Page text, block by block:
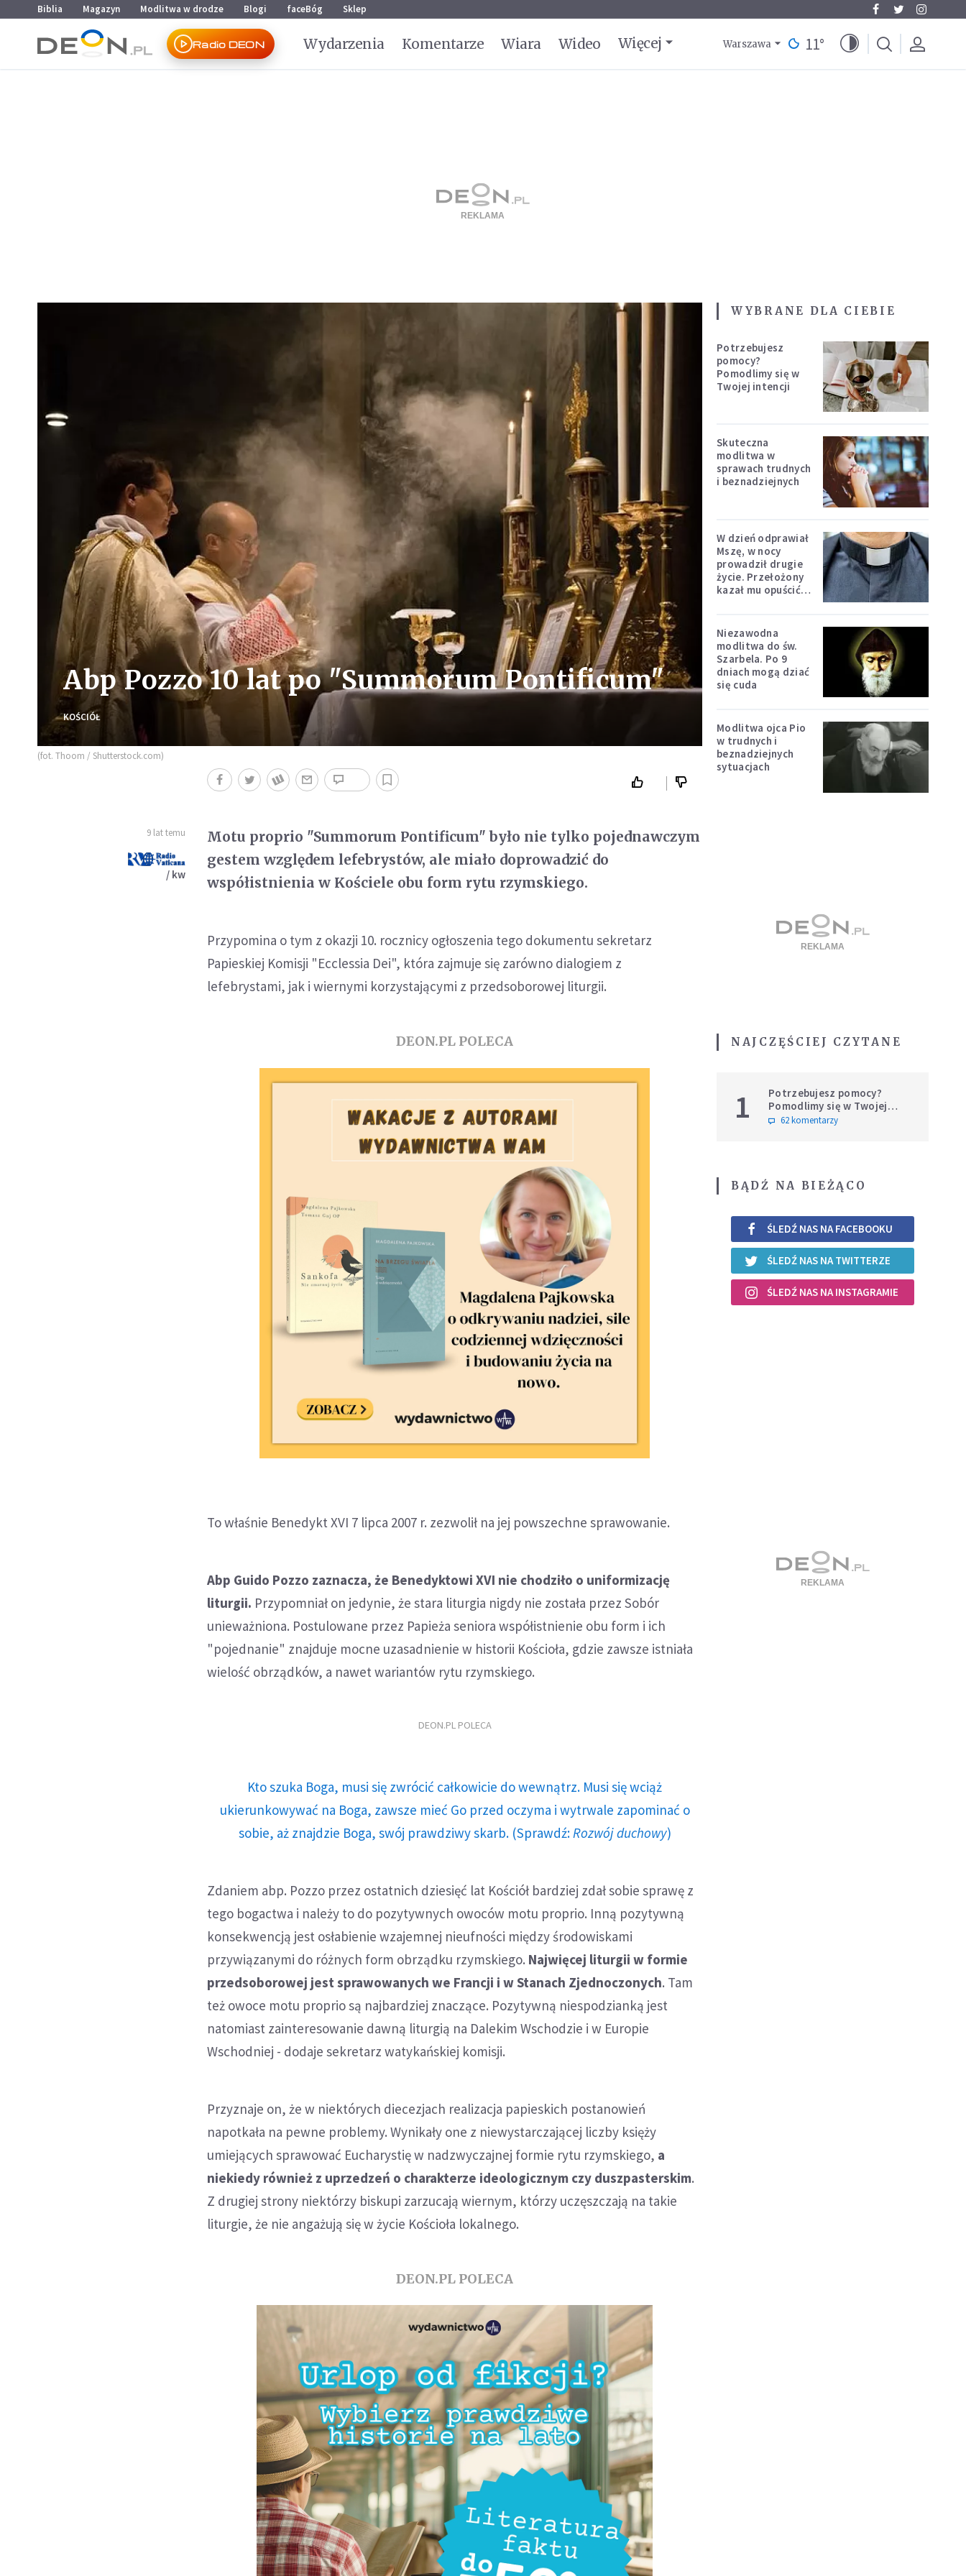
Przejdź do menu głównego
Przejdź do treści
Biblia Magazyn Modlitwa w drodze Blogi faceBóg Sklep
Radio DEON Wydarzenia Komentarze Wiara Wideo Więcej Warszawa 11°
Abp Pozzo 10 lat po "Summorum Pontificum"
KOŚCIÓŁ
(fot. Thoom / Shutterstock.com)
9 lat temu
/ kw
Motu proprio "Summorum Pontificum" było nie tylko pojednawczym
gestem względem lefebrystów, ale miało doprowadzić do
współistnienia w Kościele obu form rytu rzymskiego.
Przypomina o tym z okazji 10. rocznicy ogłoszenia tego dokumentu sekretarz
Papieskiej Komisji "Ecclessia Dei", która zajmuje się zarówno dialogiem z
lefebrystami, jak i wiernymi korzystającymi z przedsoborowej liturgii.
DEON.PL POLECA
To właśnie Benedykt XVI 7 lipca 2007 r. zezwolił na jej powszechne sprawowanie.
Abp Guido Pozzo zaznacza, że Benedyktowi XVI nie chodziło o uniformizację
liturgii. Przypomniał on jedynie, że stara liturgia nigdy nie została przez Sobór
unieważniona. Postulowane przez Papieża seniora współistnienie obu form i ich
"pojednanie" znajduje mocne uzasadnienie w historii Kościoła, gdzie zawsze istniała
wielość obrządków, a nawet wariantów rytu rzymskiego.
DEON.PL POLECA
Kto szuka Boga, musi się zwrócić całkowicie do wewnątrz. Musi się wciąż
ukierunkowywać na Boga, zawsze mieć Go przed oczyma i wytrwale zapominać o
sobie, aż znajdzie Boga, swój prawdziwy skarb. (Sprawdź: Rozwój duchowy)
Zdaniem abp. Pozzo przez ostatnich dziesięć lat Kościół bardziej zdał sobie sprawę z
tego bogactwa i należy to do pozytywnych owoców motu proprio. Inną pozytywną
konsekwencją jest osłabienie wzajemnej nieufności między środowiskami
przywiązanymi do różnych form obrządku rzymskiego. Najwięcej liturgii w formie
przedsoborowej jest sprawowanych we Francji i w Stanach Zjednoczonych. Tam
też owoce motu proprio są najbardziej znaczące. Pozytywną niespodzianką jest
natomiast zainteresowanie dawną liturgią na Dalekim Wschodzie i w Europie
Wschodniej - dodaje sekretarz watykańskiej komisji.
Przyznaje on, że w niektórych diecezjach realizacja papieskich postanowień
napotkała na pewne problemy. Wynikały one z niewystarczającej liczby księży
umiejących sprawować Eucharystię w nadzwyczajnej formie rytu rzymskiego, a
niekiedy również z uprzedzeń o charakterze ideologicznym czy duszpasterskim.
Z drugiej strony niektórzy biskupi zarzucają wiernym, którzy uczęszczają na takie
liturgie, że nie angażują się w życie Kościoła lokalnego.
DEON.PL POLECA
WYBRANE DLA CIEBIE
Potrzebujesz
pomocy?
Pomodlimy się w
Twojej intencji
Skuteczna
modlitwa w
sprawach trudnych
i beznadziejnych
W dzień odprawiał
Mszę, w nocy
prowadził drugie
życie. Przełożony
kazał mu opuścić
Niezawodna
modlitwa do św.
Szarbela. Po 9
dniach mogą dziać
się cuda
Modlitwa ojca Pio
w trudnych i
beznadziejnych
sytuacjach
NAJCZĘŚCIEJ CZYTANE
1
Potrzebujesz pomocy?
Pomodlimy się w Twojej
intencji
62 komentarzy
BĄDŹ NA BIEŻĄCO
ŚLEDŹ NAS NA FACEBOOKU
ŚLEDŹ NAS NA TWITTERZE
ŚLEDŹ NAS NA INSTAGRAMIE